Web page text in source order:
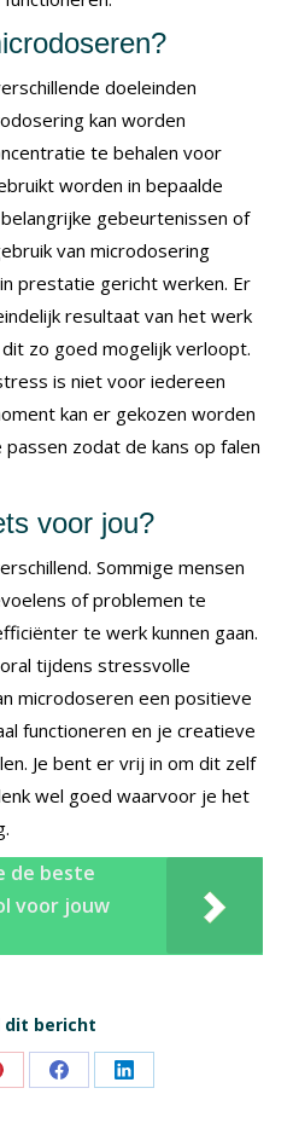
doeleinden
kan worden
te behalen voor
worden in bepaalde
gebeurtenissen of
van microdosering
prestatie gericht werken. Er
resultaat van het werk
zo goed mogelijk verloopt.
is niet voor iedereen
kan er gekozen worden
zodat de kans op falen
voor jou?
Sommige mensen
of problemen te
te werk kunnen gaan.
tijdens stressvolle
microdoseren een positieve
functioneren en je creatieve
Je bent er vrij in om dit zelf
wel goed waarvoor je het
de beste
voor jouw
dit bericht
Share Share